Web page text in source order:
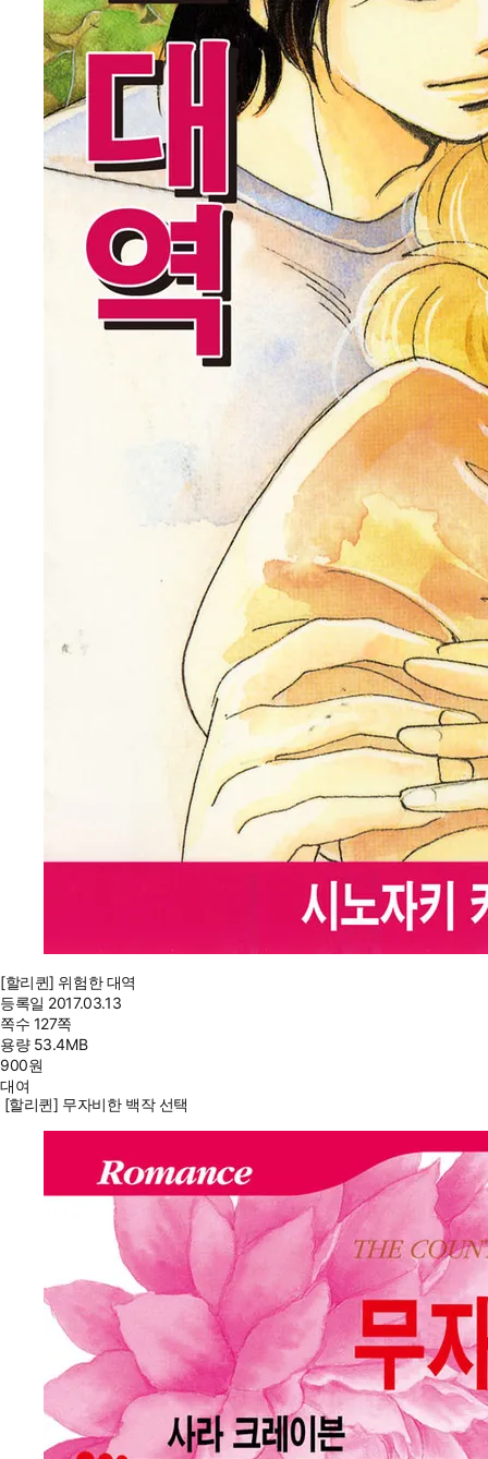
[할리퀸] 위험한 대역
등록일 2017.03.13
쪽수 127쪽
용량 53.4MB
900원
대여
[할리퀸] 무자비한 백작 선택